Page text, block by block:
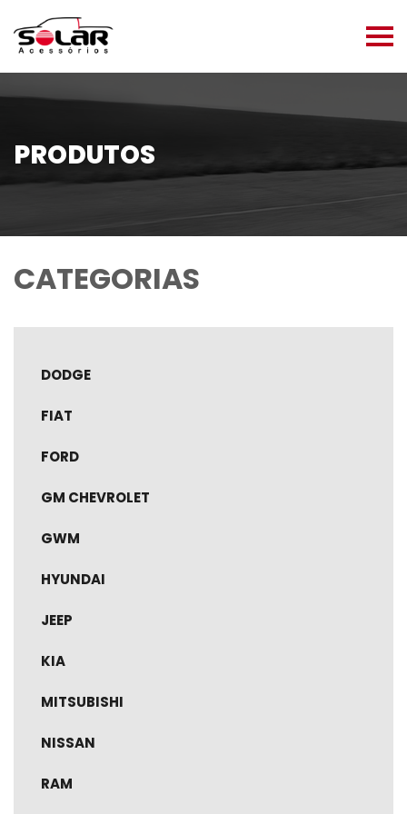
PRODUTOS
CATEGORIAS
DODGE
FIAT
FORD
GM CHEVROLET
GWM
HYUNDAI
JEEP
KIA
MITSUBISHI
NISSAN
RAM